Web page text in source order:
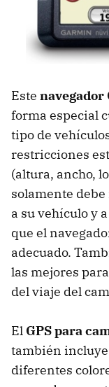
Este navegador
forma especial
tipo de
restricciones
(altura, ancho,
solamente
a su vehículo y
que el
adecuado.
las mejores
del viaje del
El GPSpara
también
diferentes